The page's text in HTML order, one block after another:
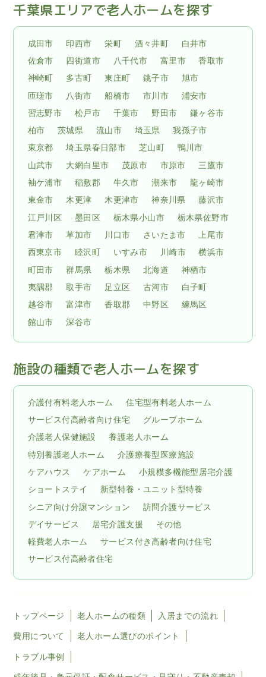
千葉県エリアで老人ホームを探す
成田市 印西市 栄町 酒々井町
白井市
佐倉市
四街道市 八千代市 富里市
香取市
神崎町
多古町 東庄町 銚子市
旭市
匝瑳市
八街市 船橋市 市川市
浦安市
習志野市
松戸市 千葉市 野田市
鎌ヶ谷市
柏市
茨城県 流山市 埼玉県
我孫子市
東京都
埼玉県春日部市 芝山町
鴨川市
山武市
大網白里市 茂原市 市原市
三鷹市
袖ケ浦市
稲敷郡 牛久市 潮来市
龍ヶ崎市
東金市
木更津 木更津市 神奈川県
藤沢市
江戸川区
墨田区 栃木県小山市
栃木県佐野市
君津市
草加市 川口市 さいたま市
上尾市
西東京市
睦沢町 いすみ市 川崎市
横浜市
町田市
群馬県 栃木県 北海道
神栖市
夷隅郡
取手市 足立区 古河市
白子町
越谷市
富津市 香取郡 中野区
練馬区
館山市
深谷市
施設の種類で老人ホームを探す
介護付有料老人ホーム
住宅型有料老人ホーム
サービス付高齢者向け住宅
グループホーム
介護老人保健施設
養護老人ホーム
特別養護老人ホーム
介護療養型医療施設
ケアハウス
ケアホーム
小規模多機能型居宅介護
ショートステイ
新型特養・ユニット型特養
シニア向け分譲マンション
訪問介護サービス
デイサービス
居宅介護支援
その他
軽費老人ホーム
サービス付き高齢者向け住宅
サービス付高齢者住宅
トップページ 老人ホームの種類 入居までの流れ
費用について 老人ホーム選びのポイント
トラブル事例